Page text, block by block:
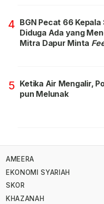
4 BGN Pecat 66 Kepala
Diduga Ada yang
Mitra Dapur Minta
5 Ketika Air Mengalir,
pun Melunak
AMEERA
EKONOMI SYARIAH
SKOR
KHAZANAH